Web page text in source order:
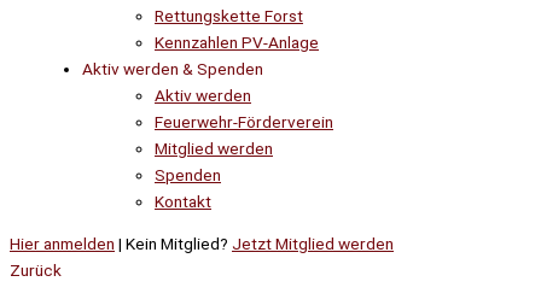
Rettungskette Forst
Kennzahlen PV-Anlage
Aktiv werden & Spenden
Aktiv werden
Feuerwehr-Förderverein
Mitglied werden
Spenden
Kontakt
Hier anmelden | Kein Mitglied? Jetzt Mitglied werden
Zurück